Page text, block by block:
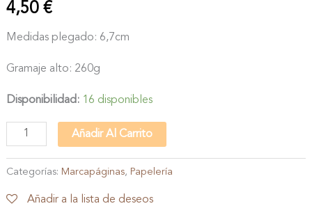
4,50 €
Medidas plegado: 6,7cm
Gramaje alto: 260g
Disponibilidad: 16 disponibles
Marcapáginas
-
Capybara
Añadir Al Carrito
Categorías: Marcapáginas, Papelería
Añadir a la lista de deseos